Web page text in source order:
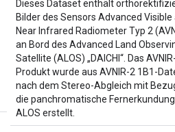
Dieses Dataset enthält
Bilder des Sensors Advanced Visible
Near Infrared Radiometer Typ 2
an Bord des Advanced Land
Satellite (ALOS) „DAICHI“. Das
Produkt wurde aus AVNIR-2 1B1-
nach dem Stereo-Abgleich mit
die panchromatische
ALOS erstellt.